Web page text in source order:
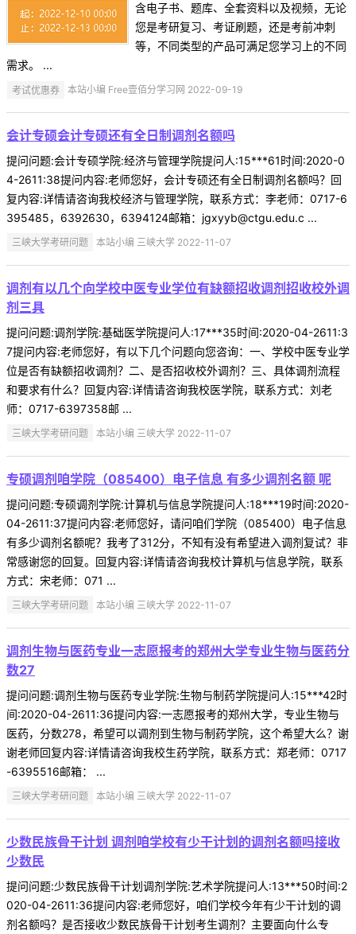
含电子书、题库、全套资料以及视频，无论
您是考研复习、考证刷题，还是考前冲刺
等，不同类型的产品可满足您学习上的不同
需求。 ...
考试优惠券 本站小编 Free壹佰分学习网 2022-09-19
会计专硕会计专硕还有全日制调剂名额吗
提问问题:会计专硕学院:经济与管理学院提问人:15***61时间:2020-0
4-2611:38提问内容:老师您好，会计专硕还有全日制调剂名额吗？回
复内容:详情请咨询我校经济与管理学院，联系方式：李老师：0717-6
395485，6392630，6394124邮箱：jgxyyb@ctgu.edu.c ...
三峡大学考研问题 本站小编 三峡大学 2022-11-07
调剂有以几个向学校中医专业学位有缺额招收调剂招收校外调
剂三具
提问问题:调剂学院:基础医学院提问人:17***35时间:2020-04-2611:3
7提问内容:老师您好，有以下几个问题向您咨询：一、学校中医专业学
位是否有缺额招收调剂？二、是否招收校外调剂？三、具体调剂流程
和要求有什么？回复内容:详情请咨询我校医学院，联系方式：刘老
师：0717-6397358邮 ...
三峡大学考研问题 本站小编 三峡大学 2022-11-07
专硕调剂咱学院（085400）电子信息 有多少调剂名额 呢
提问问题:专硕调剂学院:计算机与信息学院提问人:18***19时间:2020-
04-2611:37提问内容:老师您好，请问咱们学院（085400）电子信息
有多少调剂名额呢？我考了312分，不知有没有希望进入调剂复试？非
常感谢您的回复。回复内容:详情请咨询我校计算机与信息学院，联系
方式：宋老师：071 ...
三峡大学考研问题 本站小编 三峡大学 2022-11-07
调剂生物与医药专业一志愿报考的郑州大学专业生物与医药分
数27
提问问题:调剂生物与医药专业学院:生物与制药学院提问人:15***42时
间:2020-04-2611:36提问内容:一志愿报考的郑州大学，专业生物与
医药，分数278，希望可以调剂到生物与制药学院，这个希望大么？谢
谢老师回复内容:详情请咨询我校生药学院，联系方式：郑老师：0717
-6395516邮箱： ...
三峡大学考研问题 本站小编 三峡大学 2022-11-07
少数民族骨干计划 调剂咱学校有少干计划的调剂名额吗接收
少数民
提问问题:少数民族骨干计划调剂学院:艺术学院提问人:13***50时间:2
020-04-2611:36提问内容:老师您好，咱们学校今年有少干计划的调
剂名额吗？是否接收少数民族骨干计划考生调剂？主要面向什么专